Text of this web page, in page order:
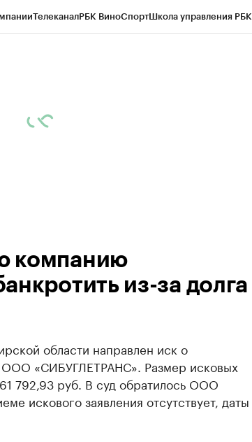
ТелеканалРБК ВиноСпортШкола управления РБК
компанию
из-за долга
области направлен иск о
ООО «СИБУГЛЕТРАНС». Размер исковых
792,93 руб. В суд обратилось ООО
искового заявления отсутствует, даты